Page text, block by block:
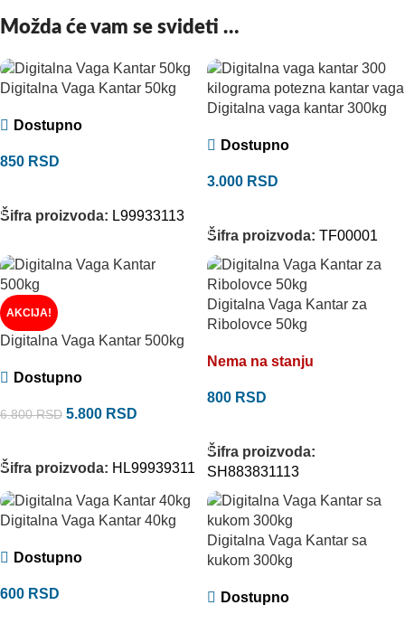
Možda će vam se svideti …
Digitalna Vaga Kantar 50kg
Dostupno
850 RSD
Šifra proizvoda: L99933113
Digitalna vaga kantar 300kg
Dostupno
3.000 RSD
Šifra proizvoda: TF00001
AKCIJA!
Digitalna Vaga Kantar 500kg
Dostupno
6.800RSD 5.800 RSD
Šifra proizvoda: HL99939311
Digitalna Vaga Kantar za
Ribolovce 50kg
Nema na stanju
800 RSD
Šifra proizvoda:
SH883831113
Digitalna Vaga Kantar 40kg
Dostupno
600 RSD
Digitalna Vaga Kantar sa
kukom 300kg
Dostupno